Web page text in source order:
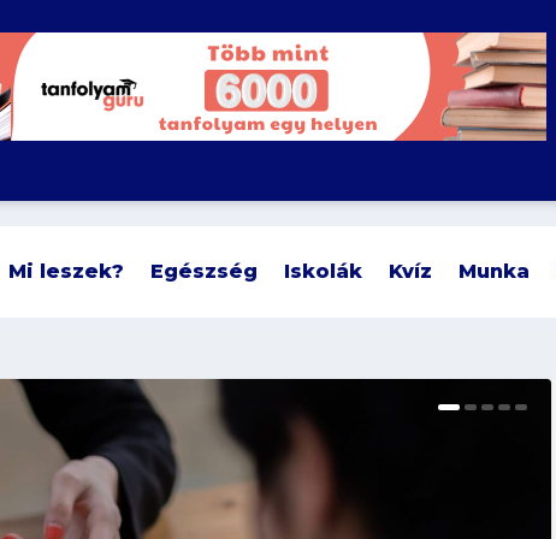
Mi leszek? Egészség Iskolák Kvíz Munka